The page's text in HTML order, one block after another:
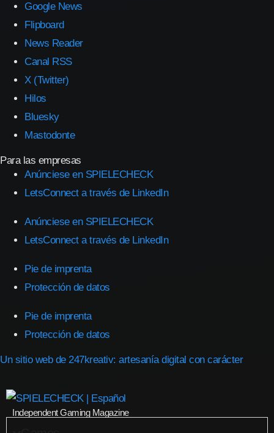
Google News
Flipboard
News Reader
Canal RSS
X (Twitter)
Hilos
Bluesky
Mastodonte
Para las empresas
Anúnciese en SPIELECHECK
LetsConnect a través de LinkedIn
Anúnciese en SPIELECHECK
LetsConnect a través de LinkedIn
Pie de imprenta
Protección de datos
Pie de imprenta
Protección de datos
Un sitio web de 247kreativ: artesanía digital con carácter
Independent Gaming Magazine